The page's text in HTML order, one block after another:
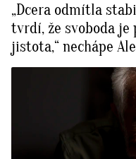
„Dcera odmítla
tvrdí, že svoboda
jistota,“ nechápe